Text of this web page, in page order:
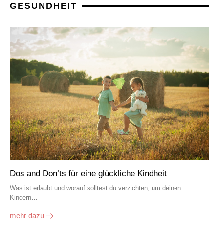
GESUNDHEIT
Dos and Don’ts für eine glückliche Kindheit
Was ist erlaubt und worauf solltest du verzichten, um deinen
Kindern…
mehr dazu